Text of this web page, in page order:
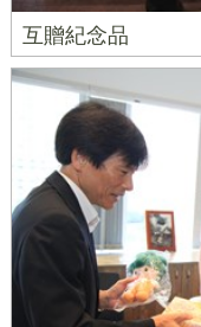
互贈紀念品